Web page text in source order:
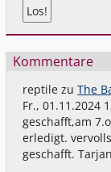
Kommentare
reptile zuThe
Fr., 01.11.2024
geschafft,am
erledigt.
geschafft.